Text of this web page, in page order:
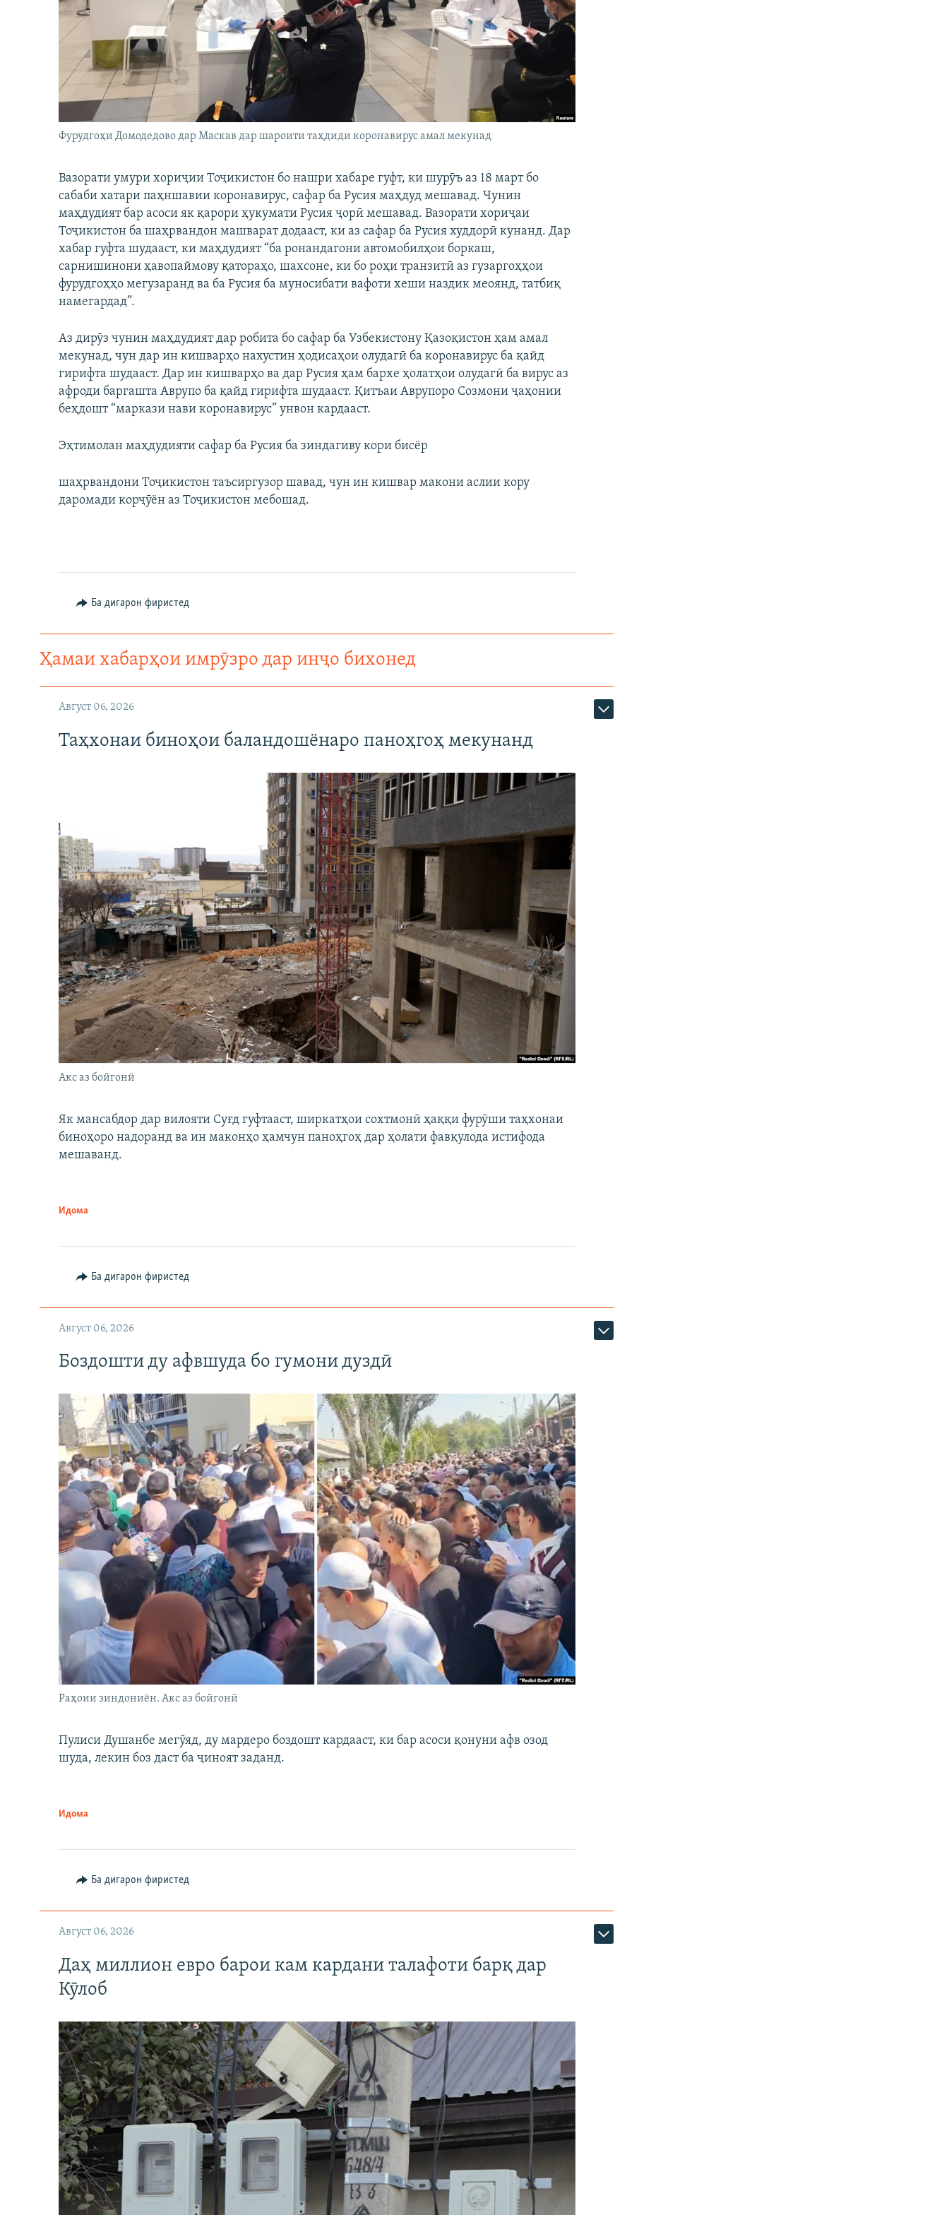
Фурудгоҳи Домодедово дар Маскав дар шароити таҳдиди коронавирус амал мекунад
Вазорати умури хориҷии Тоҷикистон бо нашри хабаре гуфт, ки шурӯъ аз 18 март бо
сабаби хатари паҳншавии коронавирус, сафар ба Русия маҳдуд мешавад. Чунин
маҳдудият бар асоси як қарори ҳукумати Русия ҷорӣ мешавад. Вазорати хориҷаи
Тоҷикистон ба шаҳрвандон машварат додааст, ки аз сафар ба Русия худдорӣ кунанд. Дар
хабар гуфта шудааст, ки маҳдудият “ба ронандагони автомобилҳои боркаш,
сарнишинони ҳавопаймову қатораҳо, шахсоне, ки бо роҳи транзитӣ аз гузаргоҳҳои
фурудгоҳҳо мегузаранд ва ба Русия ба муносибати вафоти хеши наздик меоянд, татбиқ
намегардад”.
Аз дирӯз чунин маҳдудият дар робита бо сафар ба Узбекистону Қазоқистон ҳам амал
мекунад, чун дар ин кишварҳо нахустин ҳодисаҳои олудагӣ ба коронавирус ба қайд
гирифта шудааст. Дар ин кишварҳо ва дар Русия ҳам бархе ҳолатҳои олудагӣ ба вирус аз
афроди баргашта Аврупо ба қайд гирифта шудааст. Қитъаи Аврупоро Созмони ҷаҳонии
беҳдошт “маркази нави коронавирус” унвон кардааст.
Эҳтимолан маҳдудияти сафар ба Русия ба зиндагиву кори бисёр
шаҳрвандони Тоҷикистон таъсиргузор шавад, чун ин кишвар макони аслии кору
даромади корҷӯён аз Тоҷикистон мебошад.
Ба дигарон фиристед
Ҳамаи хабарҳои имрӯзро дар инҷо бихонед
Август 06, 2026
Таҳхонаи биноҳои баландошёнаро паноҳгоҳ мекунанд
Акс аз бойгонӣ
Як мансабдор дар вилояти Суғд гуфтааст, ширкатҳои сохтмонӣ ҳаққи фурӯши таҳхонаи
биноҳоро надоранд ва ин маконҳо ҳамчун паноҳгоҳ дар ҳолати фавқулода истифода
мешаванд.
Идома
Ба дигарон фиристед
Август 06, 2026
Боздошти ду афвшуда бо гумони дуздӣ
Раҳоии зиндониён. Акс аз бойгонӣ
Пулиси Душанбе мегӯяд, ду мардеро боздошт кардааст, ки бар асоси қонуни афв озод
шуда, лекин боз даст ба ҷиноят заданд.
Идома
Ба дигарон фиристед
Август 06, 2026
Даҳ миллион евро барои кам кардани талафоти барқ дар
Кӯлоб